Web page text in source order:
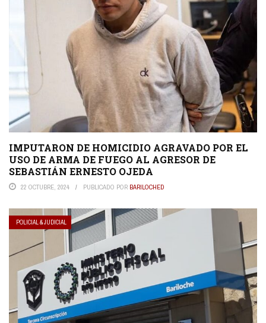
IMPUTARON DE HOMICIDIO AGRAVADO POR EL
USO DE ARMA DE FUEGO AL AGRESOR DE
SEBASTIÁN ERNESTO OJEDA
22 OCTUBRE, 2024 PUBLICADO POR BARILOCHED
POLICIAL & JUDICIAL